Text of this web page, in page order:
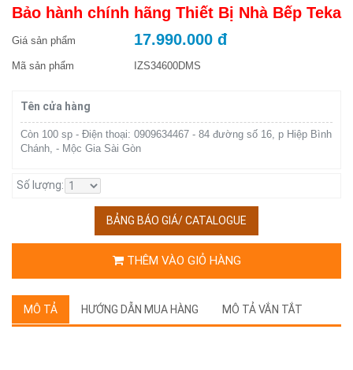
Bảo hành chính hãng Thiết Bị Nhà Bếp Teka
Giá sản phẩm 17.990.000 đ
Mã sản phẩm IZS34600DMS
Tên cửa hàng
Còn 100 sp - Điện thoại: 0909634467 - 84 đường số 16, p Hiệp Bình
Chánh, - Mộc Gia Sài Gòn
Số lượng:
BẢNG BÁO GIÁ/ CATALOGUE
THÊM VÀO GIỎ HÀNG
MÔ TẢ HƯỚNG DẪN MUA HÀNG MÔ TẢ VẮN TẮT